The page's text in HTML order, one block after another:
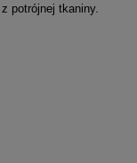
potrójnej tkaniny.